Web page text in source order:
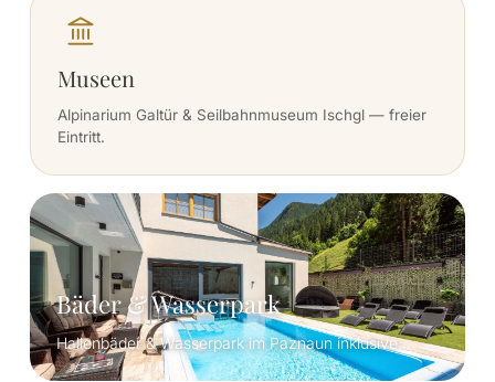
Museen
Alpinarium Galtür & Seilbahnmuseum Ischgl — freier
Eintritt.
Bäder & Wasserpark
Hallenbäder & Wasserpark im Paznaun inklusive.